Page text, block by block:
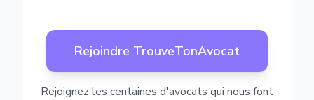
Rejoindre TrouveTonAvocat
Rejoignez les centaines d'avocats qui nous font